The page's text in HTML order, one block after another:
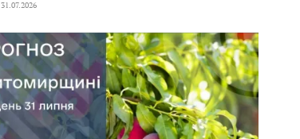
31.07.2026